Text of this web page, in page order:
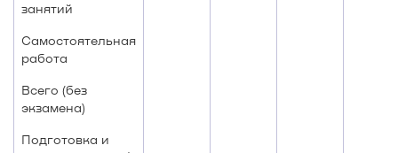
занятий
Самостоятельная
работа
Всего (без
экзамена)
Подготовка и